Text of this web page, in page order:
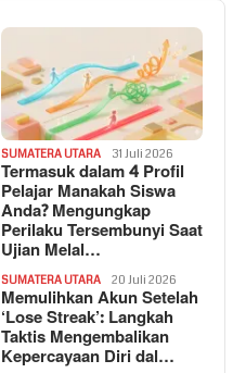
SUMATERA UTARA 31 Juli 2026
Termasuk dalam 4 Profil
Pelajar Manakah Siswa
Anda? Mengungkap
Perilaku Tersembunyi Saat
Ujian Melal…
SUMATERA UTARA 20 Juli 2026
Memulihkan Akun Setelah
‘Lose Streak’: Langkah
Taktis Mengembalikan
Kepercayaan Diri dal…